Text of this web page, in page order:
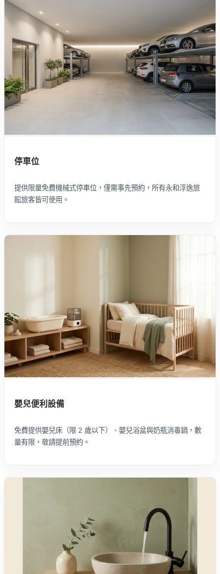
停車位
提供限量免費機械式停車位，僅需事先預約，所有永和浮逸旅
館旅客皆可使用。
嬰兒便利設備
免費提供嬰兒床（限 2 歲以下）、嬰兒浴盆與奶瓶消毒鍋，數
量有限，敬請提前預約。